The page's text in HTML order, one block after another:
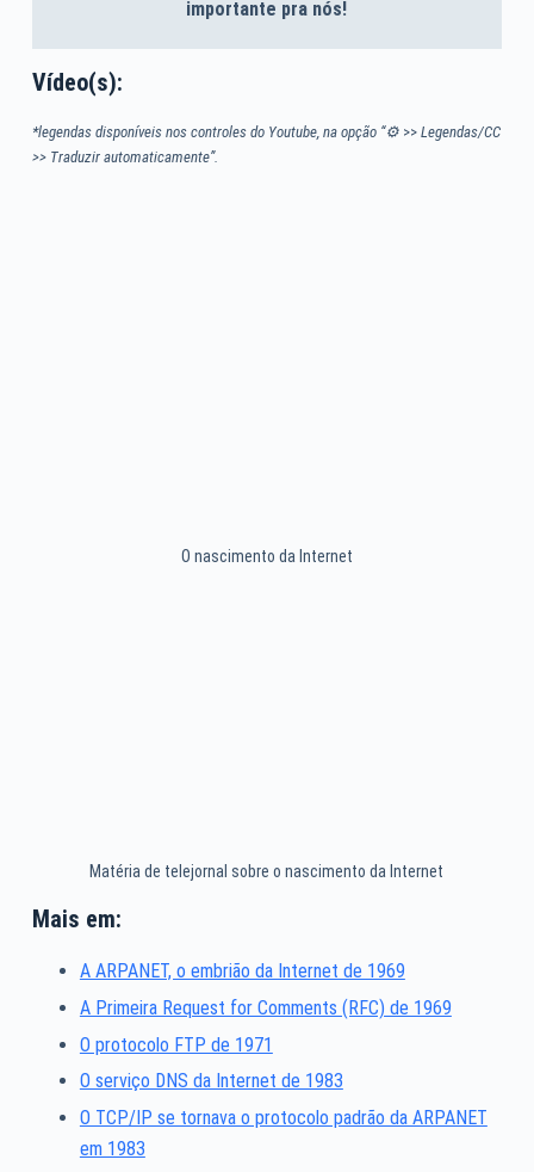
importante pra nós!
Vídeo(s):
*legendas disponíveis nos controles do Youtube, na opção “⚙>> Legendas/CC
>> Traduzir automaticamente”.
O nascimento da Internet
Matéria de telejornal sobre o nascimento da Internet
Mais em:
A ARPANET, o embrião da Internet de 1969
A Primeira Request for Comments (RFC) de 1969
O protocolo FTP de 1971
O serviço DNS da Internet de 1983
O TCP/IP se tornava o protocolo padrão da ARPANET
em 1983